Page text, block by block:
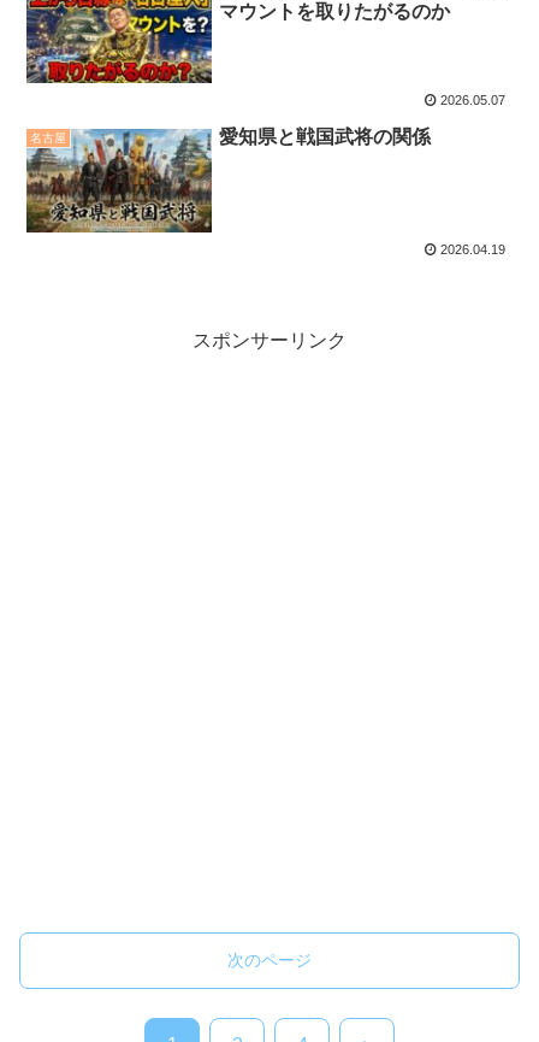
マウントを取りたがるのか
2026.05.07
名古屋 愛知県と戦国武将の関係
2026.04.19
スポンサーリンク
次のページ